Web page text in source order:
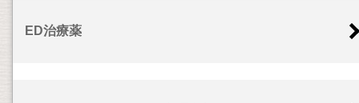
ED治療薬